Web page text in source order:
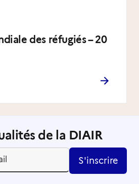
des réfugiés – 20
de la DIAIR
S'inscrire